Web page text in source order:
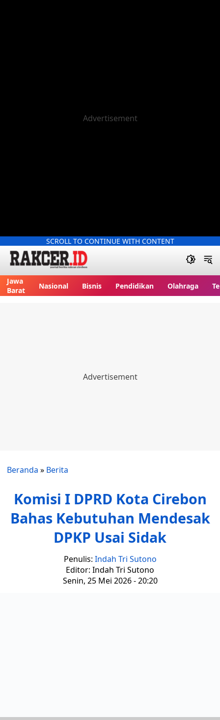
SCROLL TO CONTINUE WITH CONTENT
Jawa
Barat
Nasional Bisnis Pendidikan Olahraga
Beranda » Berita
Komisi I DPRD Kota Cirebon
Bahas Kebutuhan Mendesak
DPKP Usai Sidak
Penulis: Indah Tri Sutono
Editor: Indah Tri Sutono
Senin, 25 Mei 2026 - 20:20